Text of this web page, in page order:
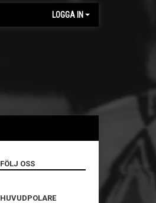
LOGGA IN
FÖLJ OSS
HUVUDPOLARE